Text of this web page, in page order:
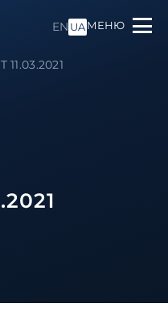
EN UAМЕНЮ
11.03.2021